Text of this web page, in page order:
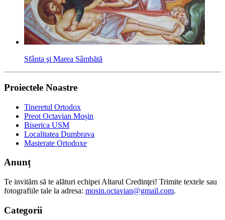
Sfânta şi Marea Sâmbătă
Proiectele Noastre
Tineretul Ortodox
Preot Octavian Moșin
Biserica USM
Localitatea Dumbrava
Masterate Ortodoxe
Anunț
Te invităm să te alături echipei Altarul Credinţei! Trimite textele sau
fotografiile tale la adresa: mosin.octavian@gmail.com.
Categorii